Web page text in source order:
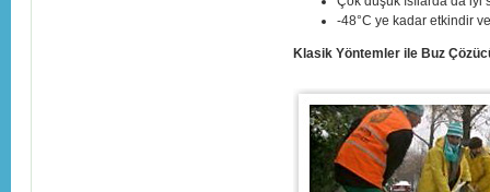
-48°C ye kadar etkindir
Klasik Yöntemler ile Buz